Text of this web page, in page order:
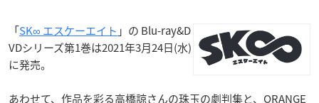
「SK∞ エスケーエイト 」の Blu-ray&D
VDシリーズ第1巻は2021年3月24日(水)
に発売。
あわせて、作品を彩る高橋諒さんの珠玉の劇判集と、ORANGE